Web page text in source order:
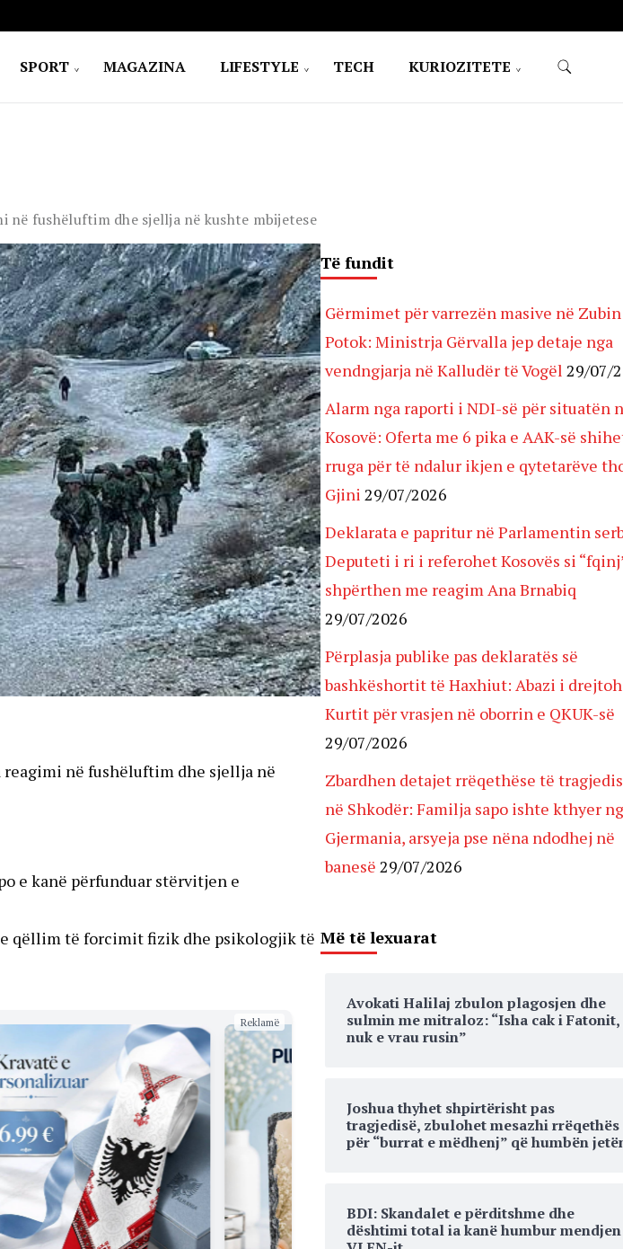
SPORT MAGAZINA LIFESTYLE TECH KURIOZITETE
në fushëluftim dhe sjellja në kushte mbijetese
në fushëluftim dhe sjellja në
e kanë përfunduar stërvitjen e
qëllim të forcimit fizik dhe psikologjik të
Reklamë
Të fundit
Gërmimet për varrezën masive në Zubin
Potok: Ministrja Gërvalla jep detaje nga
vendngjarja në Kalludër të Vogël 29/07/
Alarm nga raporti i NDI-së për situatën
Kosovë: Oferta me 6 pika e AAK-së
rruga për të ndalur ikjen e qytetarëve
Gjini 29/07/2026
Deklarata e papritur në Parlamentin
Deputeti i ri i referohet Kosovës si
shpërthen me reagim Ana Brnabiq
29/07/2026
Përplasja publike pas deklaratës së
bashkëshortit të Haxhiut: Abazi i
Kurtit për vrasjen në oborrin e QKUK-së
29/07/2026
Zbardhen detajet rrëqethëse të
në Shkodër: Familja sapo ishte kthyer
Gjermania, arsyeja pse nëna ndodhej në
banesë 29/07/2026
Më të lexuarat
Avokati Halilaj zbulon plagosjen dhe
sulmin me mitraloz: “Isha cak i Fatonit,
nuk e vrau rusin”
Joshua thyhet shpirtërisht pas
tragjedisë, zbulohet mesazhi rrëqethës
për “burrat e mëdhenj” që humbën
BDI: Skandalet e përditshme dhe
dështimi total ia kanë humbur mendjen